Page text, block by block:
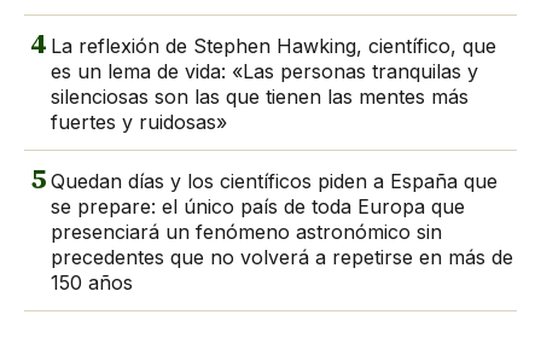
4 La reflexión de Stephen Hawking, científico, que
es un lema de vida: «Las personas tranquilas y
silenciosas son las que tienen las mentes más
fuertes y ruidosas»
5 Quedan días y los científicos piden a España que
se prepare: el único país de toda Europa que
presenciará un fenómeno astronómico sin
precedentes que no volverá a repetirse en más de
150 años